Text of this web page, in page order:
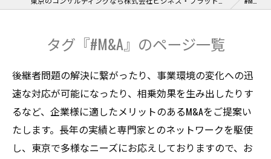
タグ『#M&A』のページ一覧
後継者問題の解決に繋がったり、事業環境の変化への迅
速な対応が可能になったり、相乗効果を生み出したりす
るなど、企業様に適したメリットのあるM&Aをご提案い
たします。長年の実績と専門家とのネットワークを駆使
し、東京で多様なニーズにお応えしておりますので、お